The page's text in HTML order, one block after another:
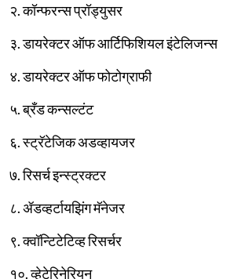
२. कॉन्फरन्स प्रॉड्युसर
३. डायरेक्टर ऑफ आर्टिफिशियल इंटेलिजन्स
४. डायरेक्टर ऑफ फोटोग्राफी
५. ब्रँड कन्सल्टंट
६. स्ट्रॅटेजिक अडव्हायजर
७. रिसर्च इन्स्ट्रक्टर
८. ॲडव्हर्टायझिंग मॅनेजर
९. क्वॉन्टिटेटिव्ह रिसर्चर
१०. व्हेटेरिनेरियन